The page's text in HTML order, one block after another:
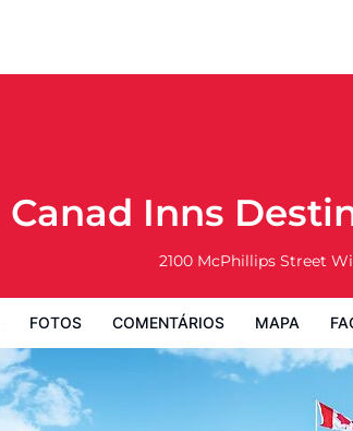
Canad Inns
2100 McPhillips Street
FOTOS COMENTÁRIOS MAPA